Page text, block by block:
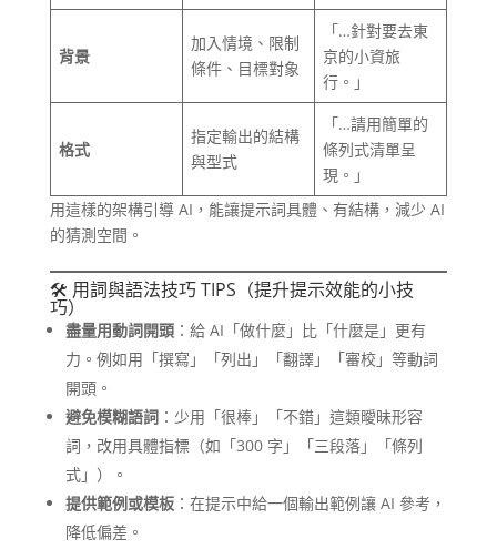
背景
加入情境、限制
條件、目標對象
「…針對要去東
京的小資旅
行。」
格式
指定輸出的結構
與型式
「…請用簡單的
條列式清單呈
現。」
用這樣的架構引導 AI，能讓提示詞具體、有結構，減少 AI
的猜測空間。
🛠 用詞與語法技巧 TIPS（提升提示效能的小技
巧）
盡量用動詞開頭：給 AI「做什麼」比「什麼是」更有
力。例如用「撰寫」「列出」「翻譯」「審校」等動詞
開頭。
避免模糊語詞：少用「很棒」「不錯」這類曖昧形容
詞，改用具體指標（如「300 字」「三段落」「條列
式」）。
提供範例或模板：在提示中給一個輸出範例讓 AI 參考，
降低偏差。